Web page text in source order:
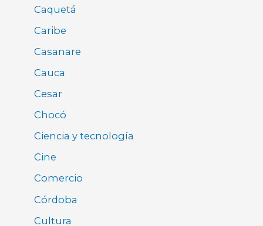
Caquetá
Caribe
Casanare
Cauca
Cesar
Chocó
Ciencia y tecnología
Cine
Comercio
Córdoba
Cultura